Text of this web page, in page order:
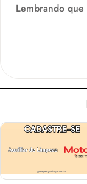
Lembrando